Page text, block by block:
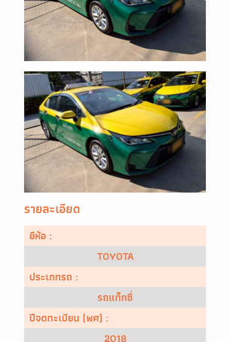
รายละเอียด
ยีห้อ :
TOYOTA
ประเภทรถ :
รถแท็กซี่
ปีจดทะเบียน (พศ) :
2018